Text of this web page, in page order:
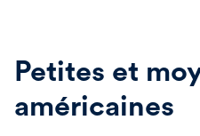
Petites et
américaines